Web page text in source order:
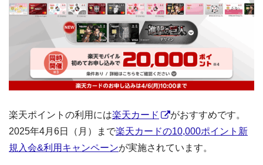
楽天ポイントの利用には楽天カード
がおすすめです。
2025年4月6日（月）まで楽天カードの10,000ポイント新
規入会&利用キャンペーンが実施されています。